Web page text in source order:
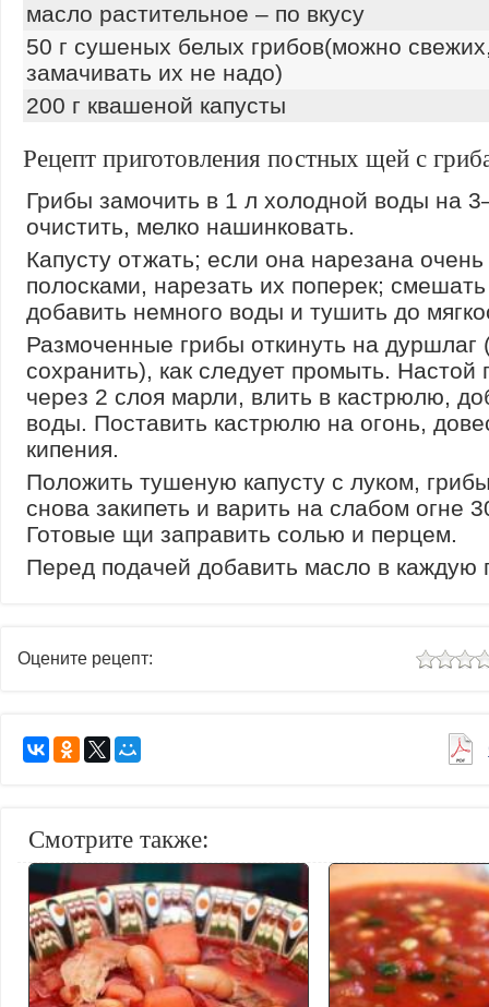
масло растительное – по вкусу
50 г сушеных белых грибов(можно
замачивать их не надо)
200 г квашеной капусты
Рецепт приготовления постных щей с
Грибы замочить в 1 л холодной воды на
очистить, мелко нашинковать.
Капусту отжать; если она нарезана
полосками, нарезать их поперек;
добавить немного воды и тушить до
Размоченные грибы откинуть на дуршлаг
сохранить), как следует промыть. Настой
через 2 слоя марли, влить в кастрюлю,
воды. Поставить кастрюлю на огонь,
кипения.
Положить тушеную капусту с луком,
снова закипеть и варить на слабом огне
Готовые щи заправить солью и перцем.
Перед подачей добавить масло в каждую
Оцените рецепт:
Смотрите также: